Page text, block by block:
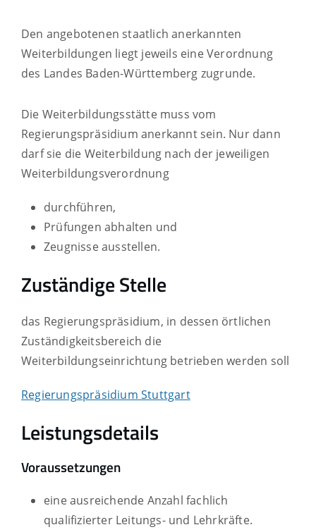
Den angebotenen staatlich anerkannten
Weiterbildungen liegt jeweils eine Verordnung
des Landes Baden-Württemberg zugrunde.
Die Weiterbildungsstätte muss vom
Regierungspräsidium anerkannt sein. Nur dann
darf sie die Weiterbildung nach der jeweiligen
Weiterbildungsverordnung
durchführen,
Prüfungen abhalten und
Zeugnisse ausstellen.
Zuständige Stelle
das Regierungspräsidium, in dessen örtlichen
Zuständigkeitsbereich die
Weiterbildungseinrichtung betrieben werden soll
Regierungspräsidium Stuttgart
Leistungsdetails
Voraussetzungen
eine ausreichende Anzahl fachlich
qualifizierter Leitungs- und Lehrkräfte.